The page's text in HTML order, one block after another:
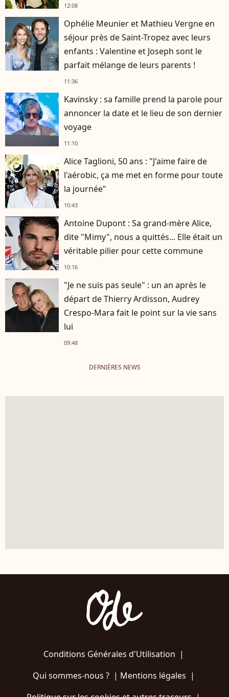
12:08
Ophélie Meunier et Mathieu Vergne en
séjour près de Saint-Tropez avec leurs
enfants : Valentine et Joseph sont le
parfait mélange de leurs parents !
11:36
Kavinsky : sa famille prend la parole pour
annoncer la date et le lieu de son dernier
voyage
11:10
player2
Alice Taglioni, 50 ans : "J'aime faire de
l'aérobic, ça me met en forme pour toute
la journée"
10:43
Antoine Dupont : Sa grand-mère Alice,
dite "Mimy", nous a quittés... Elle était un
véritable pilier pour cette commune
10:16
"Je ne suis pas seule" : un an après le
départ de Thierry Ardisson, Audrey
Crespo-Mara fait le point sur la vie sans
lui
09:48
DERNIÈRES NEWS
Conditions Générales d'Utilisation |
Qui sommes-nous ?| Mentions légales |